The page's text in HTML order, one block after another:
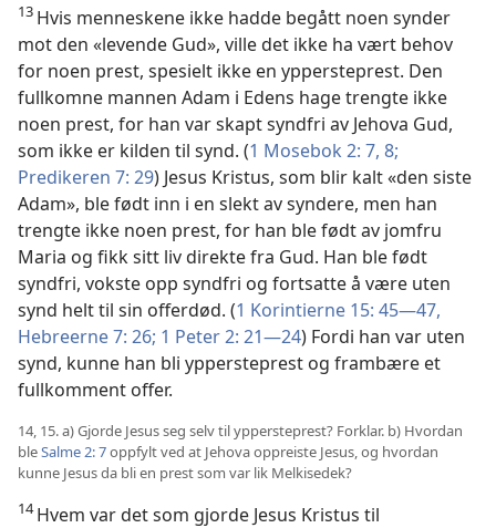
13 Hvis menneskene ikke hadde begått noen synder
mot den «levende Gud», ville det ikke ha vært behov
for noen prest, spesielt ikke en yppersteprest. Den
fullkomne mannen Adam i Edens hage trengte ikke
noen prest, for han var skapt syndfri av Jehova Gud,
som ikke er kilden til synd. (1 Mosebok 2: 7, 8;
Predikeren 7: 29) Jesus Kristus, som blir kalt «den siste
Adam», ble født inn i en slekt av syndere, men han
trengte ikke noen prest, for han ble født av jomfru
Maria og fikk sitt liv direkte fra Gud. Han ble født
syndfri, vokste opp syndfri og fortsatte å være uten
synd helt til sin offerdød. (1 Korintierne 15: 45—47,
Hebreerne 7: 26; 1 Peter 2: 21—24) Fordi han var uten
synd, kunne han bli yppersteprest og frambære et
fullkomment offer.
14, 15. a) Gjorde Jesus seg selv til yppersteprest? Forklar. b) Hvordan
bleSalme 2: 7oppfylt ved at Jehova oppreiste Jesus, og hvordan
kunne Jesus da bli en prest som var lik Melkisedek?
14Hvem var det som gjorde Jesus Kristus til